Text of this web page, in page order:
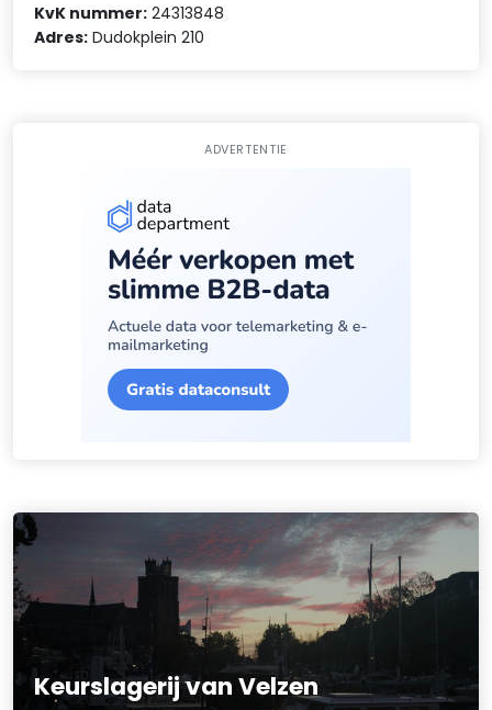
KvK nummer: 24313848
Adres: Dudokplein 210
ADVERTENTIE
Keurslagerij van Velzen